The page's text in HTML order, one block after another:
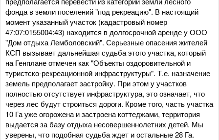
фонда в земли поселений "под рекреацию". В настоящий
момент указанный участок (кадастровый номер
47:07:0155004:43) находится в долгосрочной аренде у ООО
"Дом отдыха Лемболовский". Серьезные опасения жителей
КСП вызывает дальнейшая судьба этого участка, который
на Генплане отмечен как "Объекты оздоровительной и
туристско-рекреационной инфраструктуры". Т.е. назначение
земель предполагает застройку. При этом у участков
полностью отсутствует инфраструктура, это означает, что
через лес будут строиться дороги. Кроме того, часть участка
10 Га уже огорожена и застроена коттеджами, территория
выдается за базу отдыха несовершеннолетних детей. Мы
уверены, что подобная судьба ждет и остальные 28 Га.